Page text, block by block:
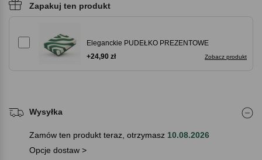
Zapakuj ten produkt
Eleganckie PUDEŁKO PREZENTOWE
Zobacz produkt
+24,90 zł
Wysyłka
Zamów ten produkt teraz, otrzymasz 10.08.2026
Opcje dostaw >